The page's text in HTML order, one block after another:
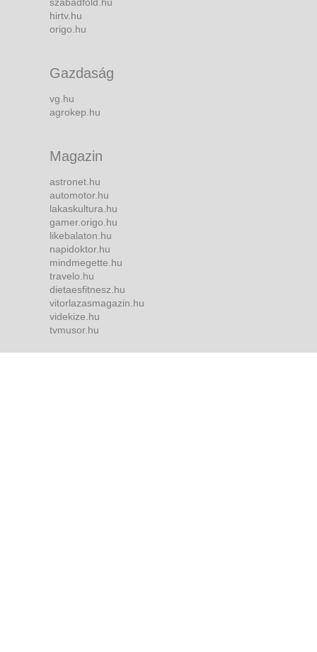
szabadfold.hu
hirtv.hu
origo.hu
Gazdaság
vg.hu
agrokep.hu
Magazin
astronet.hu
automotor.hu
lakaskultura.hu
gamer.origo.hu
likebalaton.hu
napidoktor.hu
mindmegette.hu
travelo.hu
dietaesfitnesz.hu
vitorlazasmagazin.hu
videkize.hu
tvmusor.hu